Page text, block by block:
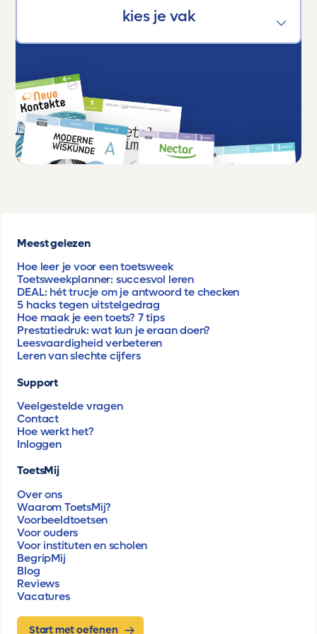
Meest gelezen
Hoe leer je voor een toetsweek
Toetsweekplanner: succesvol leren
DEAL: hét trucje om je antwoord te checken
5 hacks tegen uitstelgedrag
Hoe maak je een toets? 7 tips
Prestatiedruk: wat kun je eraan doen?
Leesvaardigheid verbeteren
Leren van slechte cijfers
Support
Veelgestelde vragen
Contact
Hoe werkt het?
Inloggen
ToetsMij
Over ons
Waarom ToetsMij?
Voorbeeldtoetsen
Voor ouders
Voor instituten en scholen
BegripMij
Blog
Reviews
Vacatures
Start met oefenen